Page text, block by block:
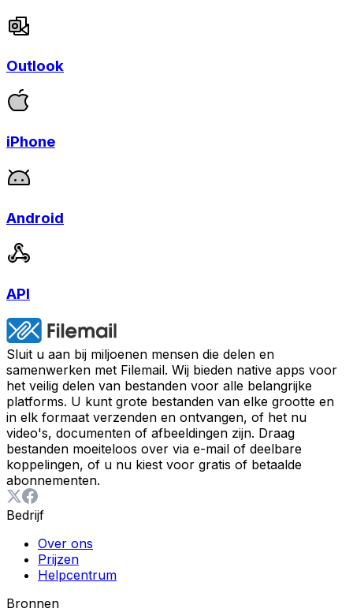
Outlook
iPhone
Android
API
Sluit u aan bij miljoenen mensen die delen en
samenwerken met Filemail. Wij bieden native apps voor
het veilig delen van bestanden voor alle belangrijke
platforms. U kunt grote bestanden van elke grootte en
in elk formaat verzenden en ontvangen, of het nu
video's, documenten of afbeeldingen zijn. Draag
bestanden moeiteloos over via e-mail of deelbare
koppelingen, of u nu kiest voor gratis of betaalde
abonnementen.
Bedrijf
Over ons
Prijzen
Helpcentrum
Bronnen